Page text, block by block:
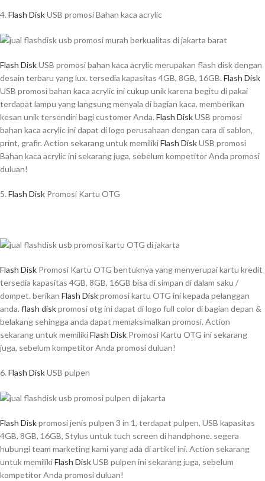
4. Flash DiskUSB promosi Bahan kaca acrylic
Flash DiskUSB promosi bahan kaca acrylic merupakan flash disk dengan
desain terbaru yang lux. tersedia kapasitas 4GB, 8GB, 16GB. Flash Disk
USB promosi bahan kaca acrylic ini cukup unik karena begitu di pakai
terdapat lampu yang langsung menyala di bagian kaca. memberikan
kesan unik tersendiri bagi customer Anda. Flash DiskUSB promosi
bahan kaca acrylic ini dapat di logo perusahaan dengan cara di sablon,
print, grafir. Action sekarang untuk memilikiFlash DiskUSB promosi
Bahan kaca acrylic ini sekarang juga, sebelum kompetitor Anda promosi
duluan!
5. Flash Disk Promosi Kartu OTG
Flash Disk Promosi Kartu OTG bentuknya yang menyerupai kartu kredit
tersedia kapasitas 4GB, 8GB, 16GB bisa di simpan di dalam saku /
dompet. berikan Flash Diskpromosi kartu OTG ini kepada pelanggan
anda. flash diskpromosi otg ini dapat di logo full color di bagian depan &
belakang sehingga anda dapat memaksimalkan promosi. Action
sekarang untuk memilikiFlash Disk Promosi Kartu OTG ini sekarang
juga, sebelum kompetitor Anda promosi duluan!
6. Flash DiskUSB pulpen
Flash Diskpromosi jenis pulpen 3 in 1, terdapat pulpen, USB kapasitas
4GB, 8GB, 16GB, Stylus untuk tuch screen di handphone. segera
hubungi team marketing kami yang ada di artikel ini. Action sekarang
untuk memilikiFlash DiskUSB pulpen ini sekarang juga, sebelum
kompetitor Anda promosi duluan!